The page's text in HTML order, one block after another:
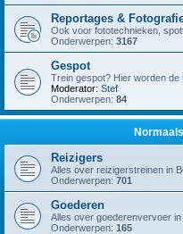
Reportages &
Ook voor fototechnieken,
Onderwerpen: 3167
Gespot
Trein gespot? Hier worden de
Moderator: Stef
Onderwerpen: 84
Reizigers
Alles over reizigerstreinen in
Onderwerpen: 701
Goederen
Alles over goederenvervoer in
Onderwerpen: 165